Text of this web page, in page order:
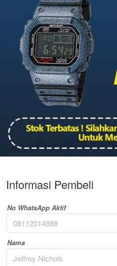
Informasi Pembeli
No WhatsApp Aktif
Nama